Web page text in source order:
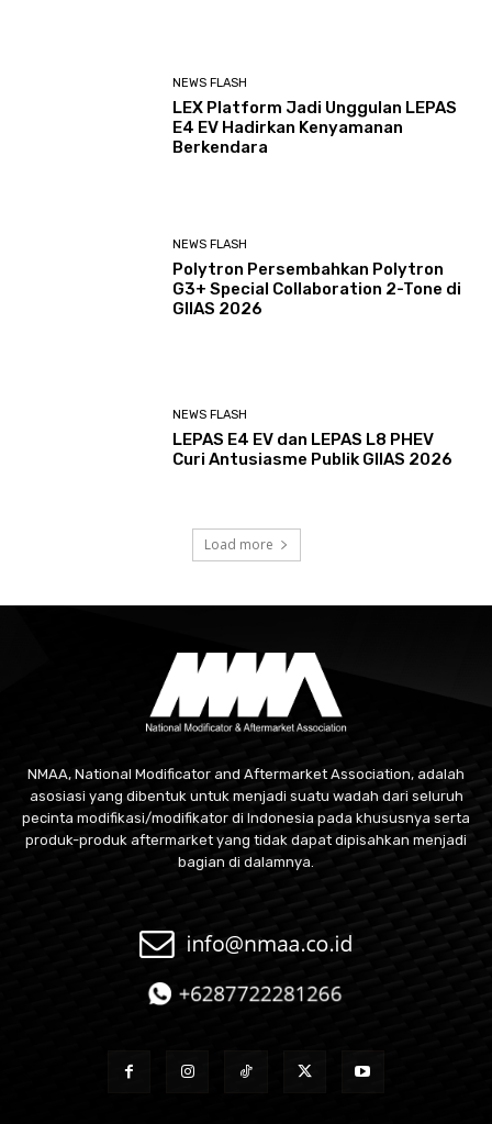
NEWS FLASH
LEX Platform Jadi Unggulan LEPAS
E4 EV Hadirkan Kenyamanan
Berkendara
NEWS FLASH
Polytron Persembahkan Polytron
G3+ Special Collaboration 2-Tone di
GIIAS 2026
NEWS FLASH
LEPAS E4 EV dan LEPAS L8 PHEV
Curi Antusiasme Publik GIIAS 2026
Load more
NMAA, National Modificator and Aftermarket Association, adalah
asosiasi yang dibentuk untuk menjadi suatu wadah dari seluruh
pecinta modifikasi/modifikator di Indonesia pada khususnya serta
produk-produk aftermarket yang tidak dapat dipisahkan menjadi
bagian di dalamnya.